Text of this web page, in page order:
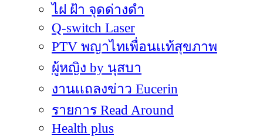
ไฝ ฝ้า จุดด่างดำ
Q-switch Laser
PTV พญาไทเพื่อนเเท้สุขภาพ
ผู้หญิง by นุสบา
งานเเถลงข่าว Eucerin
รายการ Read Around
Health plus